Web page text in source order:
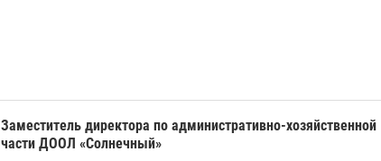
Заместитель директора по административно-хозяйственной
части ДООЛ «Солнечный»